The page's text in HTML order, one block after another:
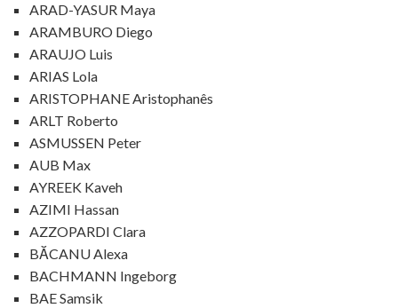
ARAD-YASUR Maya
ARAMBURO Diego
ARAUJO Luis
ARIAS Lola
ARISTOPHANE Aristophanês
ARLT Roberto
ASMUSSEN Peter
AUB Max
AYREEK Kaveh
AZIMI Hassan
AZZOPARDI Clara
BĂCANU Alexa
BACHMANN Ingeborg
BAE Samsik